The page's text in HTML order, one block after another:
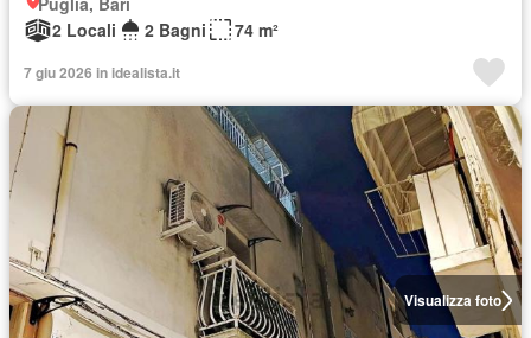
2 Locali
2 Bagni 74 m²
7 giu 2026 in idealista.it
Visualizza foto